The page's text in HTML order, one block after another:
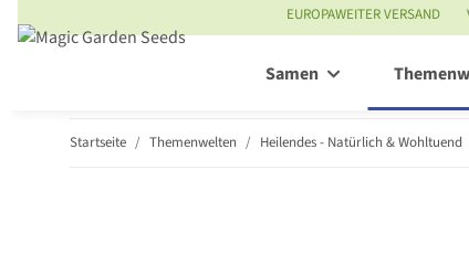
EUROPAWEITER VERSAND
Samen
Startseite Themenwelten Heilendes - Natürlich & Wohltuend